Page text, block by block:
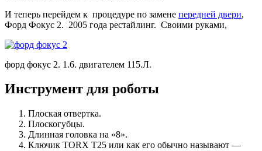
И теперь перейдем к процедуре по замене передней двери,
Форд Фокус 2. 2005 года рестайлинг. Своими руками,
форд фокус 2. 1.6. двигателем 115.Л.
Инструмент для роботы
Плоская отвертка.
Плоскогубцы.
Длинная головка на «8».
Ключик TORX T25 или как его обычно называют —